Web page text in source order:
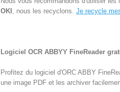
OKI , nous les recyclons. Je recycle
Logiciel OCR ABBYY FineReader
Profitez du logiciel d'ORC ABBY
une image PDF et les archiver